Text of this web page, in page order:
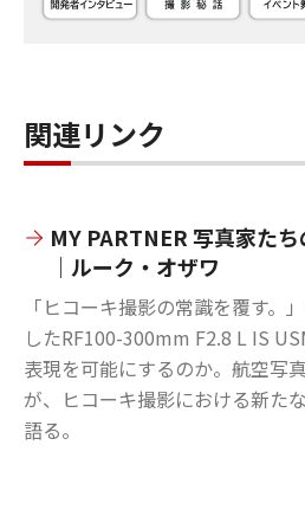
関連リンク
MY PARTNER 写真家た
｜ルーク・オザワ
「ヒコーキ撮影の常識を覆す。
したRF100-300mm F2.8 L IS
表現を可能にするのか。航空写
が、ヒコーキ撮影における新た
語る。